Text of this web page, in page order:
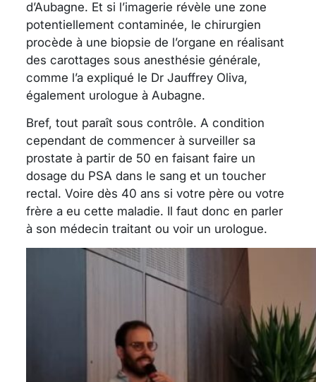
d’Aubagne. Et si l’imagerie révèle une zone
potentiellement contaminée, le chirurgien
procède à une biopsie de l’organe en réalisant
des carottages sous anesthésie générale,
comme l’a expliqué le Dr Jauffrey Oliva,
également urologue à Aubagne.
Bref, tout paraît sous contrôle. A condition
cependant de commencer à surveiller sa
prostate à partir de 50 en faisant faire un
dosage du PSA dans le sang et un toucher
rectal. Voire dès 40 ans si votre père ou votre
frère a eu cette maladie. Il faut donc en parler
à son médecin traitant ou voir un urologue.